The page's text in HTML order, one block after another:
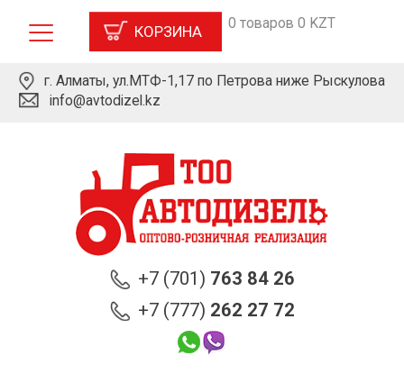
КОРЗИНА 0 товаров 0 KZT
г. Алматы, ул.МТФ-1,17 по Петрова ниже Рыскулова
info@avtodizel.kz
+7 (701) 763 84 26
+7 (777) 262 27 72